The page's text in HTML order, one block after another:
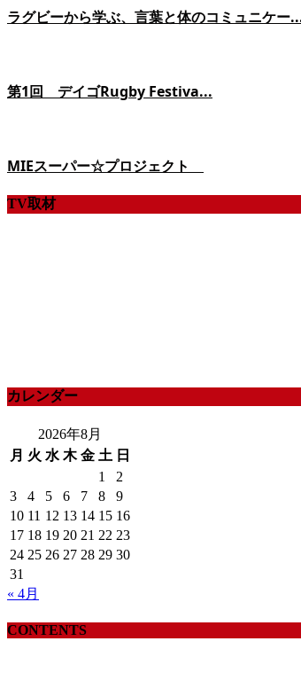
ラグビーから学ぶ、言葉と体のコミュニケー
第1回 デイゴRugby Festiva...
MIEスーパー☆プロジェクト
TV取材
カレンダー
2026年8月
月 火 水 木 金 土 日
1
2
3
4 5 6 7 8
9
10 11 12 13 14 15 16
17 18 19 20 21 22 23
24 25 26 27 28 29 30
31
« 4月
CONTENTS